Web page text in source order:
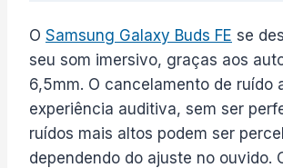
O Samsung Galaxy Buds FE se
seu som imersivo, graças aos
6,5mm. O cancelamento de ruído
experiência auditiva, sem ser
ruídos mais altos podem ser
dependendo do ajuste no ouvido.